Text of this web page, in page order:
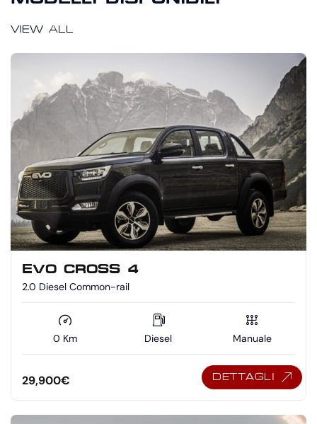
VIEW ALL
EVO CROSS 4
2.0 Diesel Common-rail
0 Km Diesel Manuale
29,900€ DETTAGLI